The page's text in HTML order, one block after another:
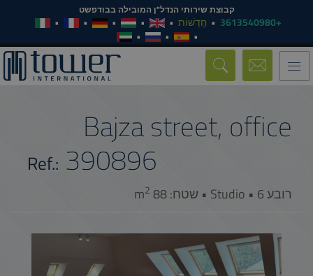
קבוצת שירותי הנדל"ן המובילה בבודפשט
+3613540980 חֲדָשׁוֹת
Toggle
navigation
Bajza street, office
Ref.: 390896
רובע 6 • Studio • שטח: 88 m 2